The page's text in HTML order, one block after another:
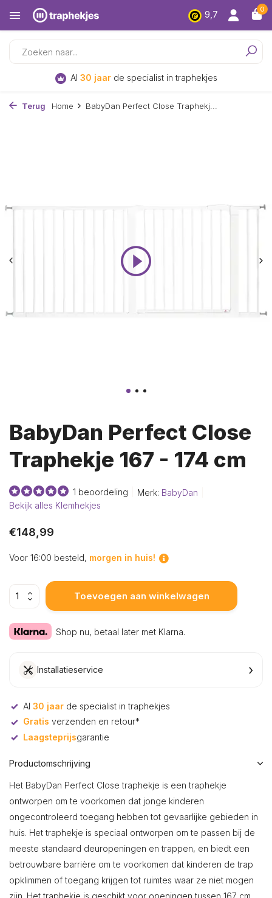
9,7
0
Al 30 jaar de specialist in traphekjes
Terug Home BabyDan Perfect Close Traphekj...
BabyDan Perfect Close
Traphekje 167 - 174 cm
1 beoordeling Merk: BabyDan
Bekijk alles Klemhekjes
€148,99
Voor 16:00 besteld, morgen in huis!
Toevoegen aan winkelwagen
Shop nu, betaal later met Klarna.
Installatieservice ›
Al 30 jaar de specialist in traphekjes
Gratis verzenden en retour*
Laagsteprijsgarantie
Productomschrijving
Het BabyDan Perfect Close traphekje is een traphekje
ontworpen om te voorkomen dat jonge kinderen
ongecontroleerd toegang hebben tot gevaarlijke gebieden in
huis. Het traphekje is speciaal ontworpen om te passen bij de
meeste standaard deuropeningen en trappen, en biedt een
betrouwbare barrière om te voorkomen dat kinderen de trap
opklimmen of toegang krijgen tot ruimtes waar ze niet mogen
zijn. Het traphekje is geschikt voor openingen tussen 167 cm